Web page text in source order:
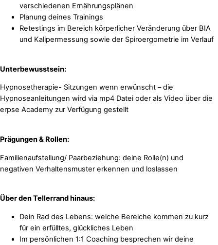
verschiedenen Ernährungsplänen
Planung deines Trainings
Retestings im Bereich körperlicher Veränderung über BIA
und Kalipermessung sowie der Spiroergometrie im Verlauf
Unterbewusstsein:
Hypnosetherapie- Sitzungen wenn erwünscht – die
Hypnoseanleitungen wird via mp4 Datei oder als Video über die
erpse Academy zur Verfügung gestellt
Prägungen & Rollen:
Familienaufstellung/ Paarbeziehung: deine Rolle(n) und
negativen Verhaltensmuster erkennen und loslassen
Über den Tellerrand hinaus:
Dein Rad des Lebens: welche Bereiche kommen zu kurz
für ein erfülltes, glückliches Leben
Im persönlichen 1:1 Coaching besprechen wir deine